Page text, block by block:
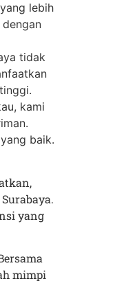
lebih
tidak
kami
baik.
yang
mimpi